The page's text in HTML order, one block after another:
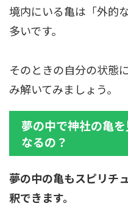
境内にいる亀は「外的
多いです。
そのときの自分の状態
み解いてみましょう。
夢の中で神社の亀
なるの？
夢の中の亀もスピリチ
釈できます。